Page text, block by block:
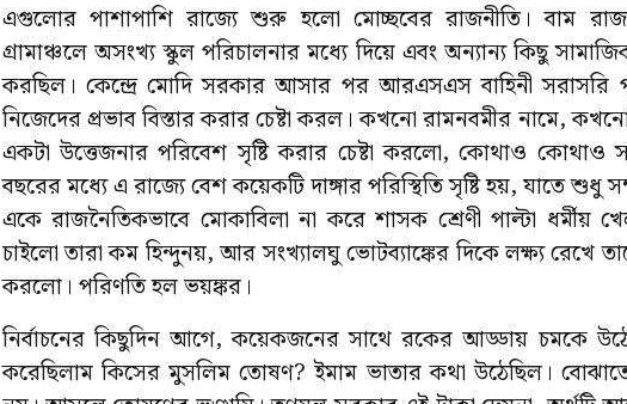
এগুলোর পাশাপাশি রাজ্যে শুরু হলো মোচ্ছবের রাজনীতি। বাম
গ্রামাঞ্চলে অসংখ্য স্কুল পরিচালনার মধ্যে দিয়ে এবং অন্যান্য কিছু
করছিল। কেন্দ্রে মোদি সরকার আসার পর আরএসএস বাহিনী সরাসরি
নিজেদের প্রভাব বিস্তার করার চেষ্টা করল। কখনো রামনবমীর নামে,
একটা উত্তেজনার পরিবেশ সৃষ্টি করার চেষ্টা করলো, কোথাও
বছরের মধ্যে এ রাজ্যে বেশ কয়েকটি দাঙ্গার পরিস্থিতি সৃষ্টি হয়, যাতে শুধু
একে রাজনৈতিকভাবে মোকাবিলা না করে শাসক শ্রেণী পাল্টা ধর্মীয়
চাইলো তারা কম হিন্দুনয়, আর সংখ্যালঘু ভোটব্যাঙ্কের দিকে লক্ষ্য রেখে
করলো। পরিণতি হল ভয়ঙ্কর।
নির্বাচনের কিছুদিন আগে, কয়েকজনের সাথে রকের আড্ডায় চমকে
করেছিলাম কিসের মুসলিম তোষণ? ইমাম ভাতার কথা উঠেছিল।